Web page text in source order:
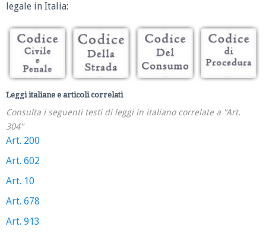
legale in Italia:
Leggi italiane e articoli correlati
Consulta i seguenti testi di leggi in italiano correlate a "Art.
304"
Art. 200
Art. 602
Art. 10
Art. 678
Art. 913